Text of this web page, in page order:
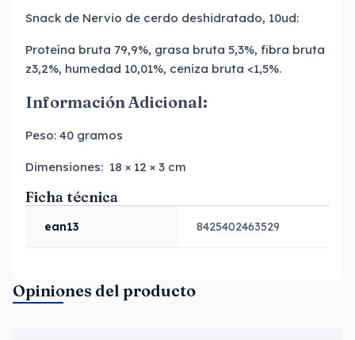
Snack de Nervio de cerdo deshidratado, 10ud:
Proteína bruta 79,9%, grasa bruta 5,3%, fibra bruta
z3,2%, humedad 10,01%, ceniza bruta <1,5%.
Información Adicional:
Peso: 40 gramos
Dimensiones: 18 × 12 × 3 cm
Ficha técnica
ean13 8425402463529
Opiniones del producto